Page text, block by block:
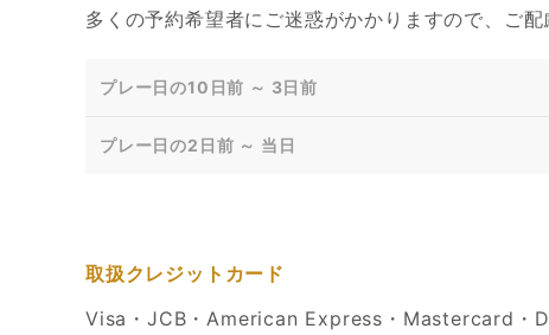
多くの予約希望者にご迷惑がかかりますので、ご
プレー日の10日前 ～ 3日前
プレー日の2日前 ～ 当日
取扱クレジットカード
Visa・JCB・American Express・Mastercard・